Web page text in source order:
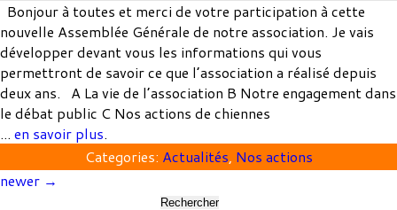
Bonjour à toutes et merci de votre participation à cette
nouvelle Assemblée Générale de notre association. Je vais
développer devant vous les informations qui vous
permettront de savoir ce que l’association a réalisé depuis
deux ans. A La vie de l’association B Notre engagement dans
le débat public C Nos actions de chiennes
... en savoir plus.
Categories: Actualités, Nos actions
newer →